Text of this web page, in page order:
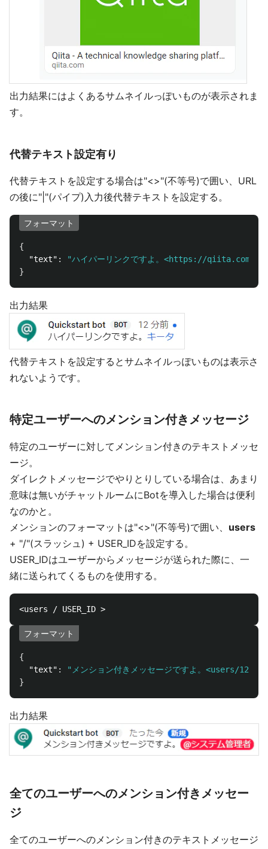
出力結果にはよくあるサムネイルっぽいものが表示されま
す。
代替テキスト設定有り
代替テキストを設定する場合は"<>"(不等号)で囲い、URL
の後に"|"(パイプ)入力後代替テキストを設定する。
フォーマット
{
"text" :
"ハイパーリンクですよ。<https://qiita.com/|キ
}
出力結果
代替テキストを設定するとサムネイルっぽいものは表示さ
れないようです。
特定ユーザーへのメンション付きメッセージ
特定のユーザーに対してメンション付きのテキストメッセ
ージ。
ダイレクトメッセージでやりとりしている場合は、あまり
意味は無いがチャットルームにBotを導入した場合は便利
なのかと。
メンションのフォーマットは"<>"(不等号)で囲い、 users
+ "/"(スラッシュ) + USER_IDを設定する。
USER_IDはユーザーからメッセージが送られた際に、一
緒に送られてくるものを使用する。
フォーマット
{
"text" :
"メンション付きメッセージですよ。<users/
}
出力結果
全てのユーザーへのメンション付きメッセー
ジ
全てのユーザーへのメンション付きのテキストメッセージ